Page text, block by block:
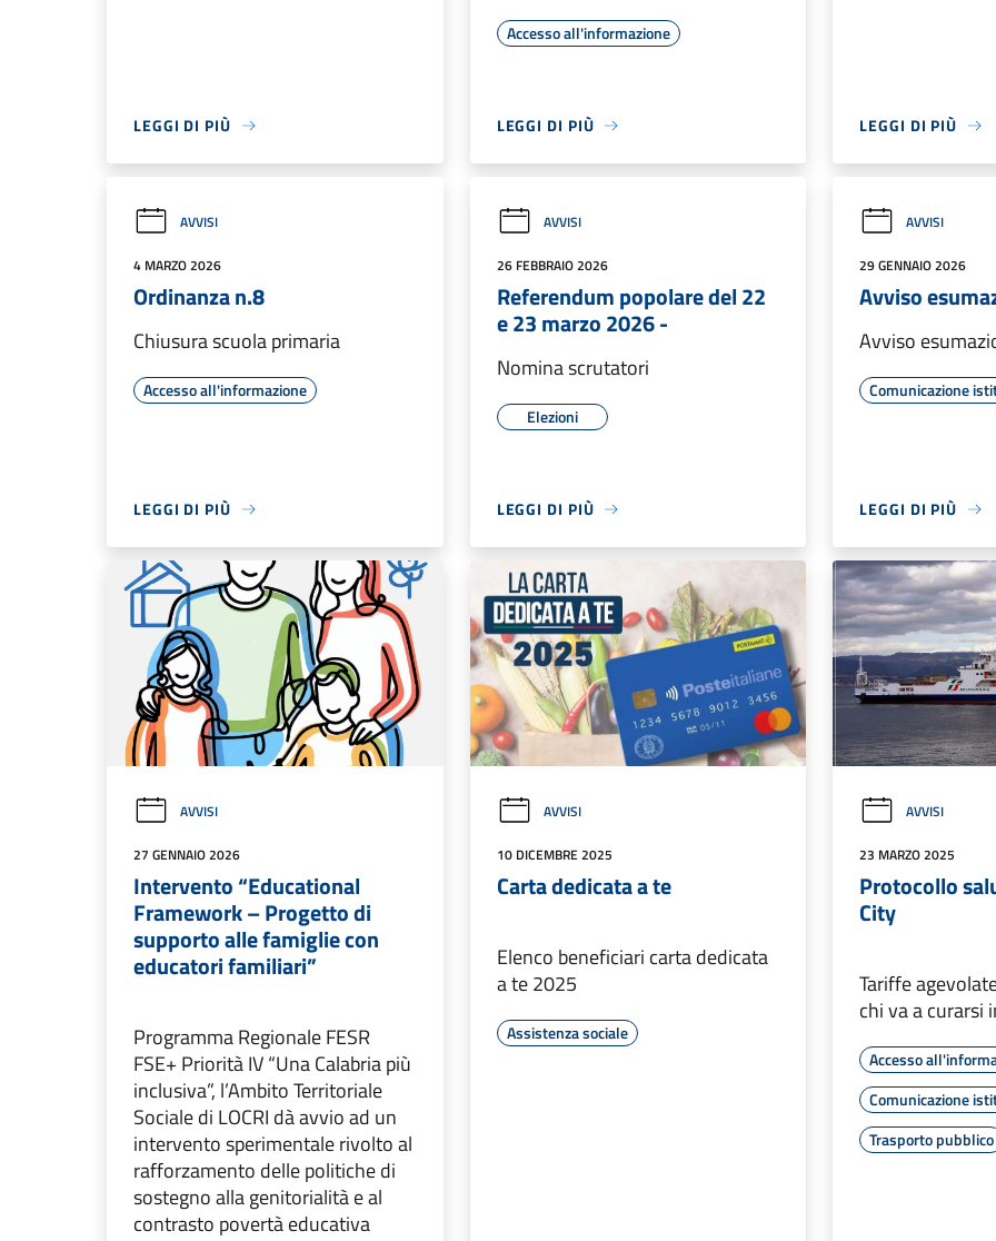
LEGGI DI PIÙ
Accesso all'informazione
LEGGI DI PIÙ LEGGI DI PIÙ
AVVISI
4 MARZO 2026
Ordinanza n.8
Chiusura scuola primaria
Accesso all'informazione
LEGGI DI PIÙ
AVVISI
26 FEBBRAIO 2026
Referendum popolare del 22
e 23 marzo 2026 -
Nomina scrutatori
Elezioni
LEGGI DI PIÙ
AVVISI
29 GENNAIO 2026
Avviso
Avviso
Comunicazione
LEGGI DI PIÙ
AVVISI
27 GENNAIO 2026
Intervento “Educational
Framework – Progetto di
supporto alle famiglie con
educatori familiari”
Programma Regionale FESR
FSE+ Priorità IV “Una Calabria più
inclusiva”, l’Ambito Territoriale
Sociale di LOCRI dà avvio ad un
intervento sperimentale rivolto al
rafforzamento delle politiche di
sostegno alla genitorialità e al
contrasto povertà educativa
AVVISI
10 DICEMBRE 2025
Carta dedicata a te
Elenco beneficiari carta dedicata
a te 2025
Assistenza sociale
AVVISI
23 MARZO 2025
Protocollo
City
Tariffe
chi va a curarsi
Accesso
Comunicazione
Trasporto pubblico